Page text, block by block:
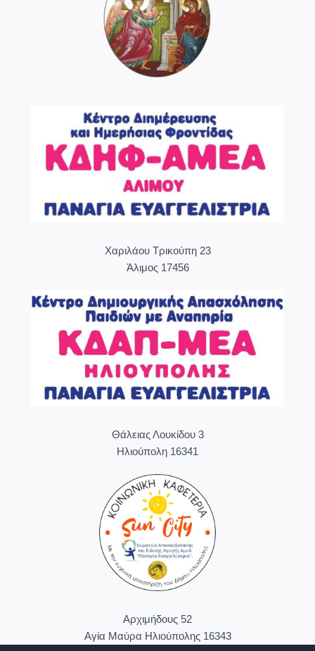
Χαριλάου Τρικούπη 23
Άλιμος 17456
Θάλειας Λουκίδου 3
Ηλιούπολη 16341
Aρχιμήδους 52
Αγία Μαύρα Ηλιούπολης 16343